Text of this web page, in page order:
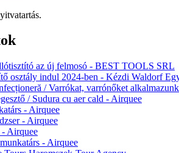
az új felmosó - BEST TOOLS SRL
osztály indul 2024-ben - Kézdi Waldorf
/ Varrókat, varrónőket
/ Sudura cu aer cald - Airquee
- Airquee
- Airquee
Airquee
- Airquee